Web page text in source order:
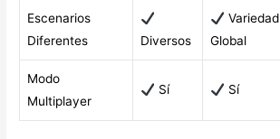
Escenarios
Diferentes
Diversos
Variedad
Global
Modo
Multiplayer
Sí Sí